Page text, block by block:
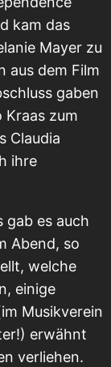
kam das
Mayer zu
aus dem Film
gaben
Kraas zum
Claudia
ihre
gab es auch
Abend, so
welche
einige
Musikverein
erwähnt
verliehen.